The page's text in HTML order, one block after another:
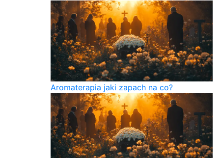
Aromaterapia jaki zapach na co?